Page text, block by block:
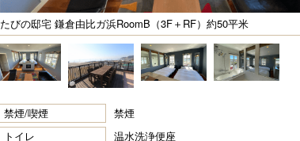
たびの邸宅 鎌倉由比ガ浜RoomB（3F＋RF）約50平米
禁煙/喫煙 禁煙
トイレ
温水洗浄便座